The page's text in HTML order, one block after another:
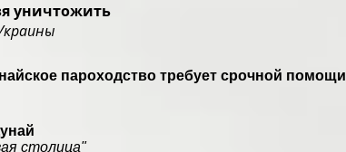
уничтожить
пароходство требует срочной помощи
столица"